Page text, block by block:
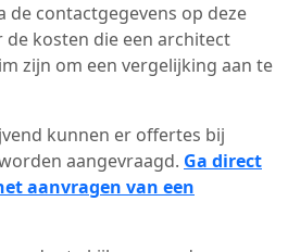
de contactgegevens op deze
de kosten die een architect
zijn om een vergelijking aan te
kunnen er offertes bij
aangevraagd. Ga direct
aanvragen van een